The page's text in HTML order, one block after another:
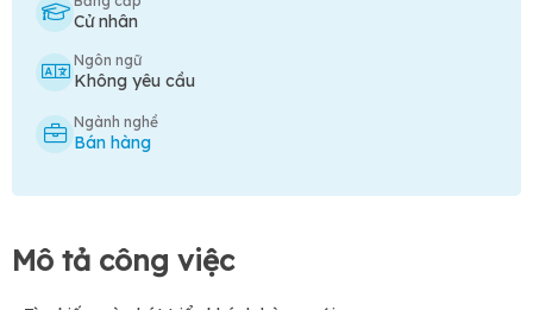
Cử nhân
Ngôn ngữ
Không yêu cầu
Ngành nghề
Bán hàng
Mô tả công việc